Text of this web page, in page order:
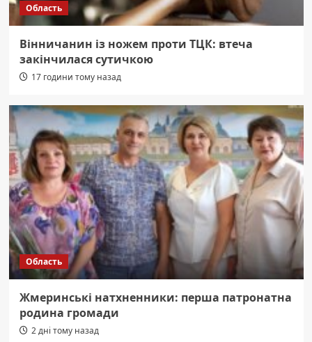
Область
Вінничанин із ножем проти ТЦК: втеча
закінчилася сутичкою
17 години тому назад
Область
Жмеринські натхненники: перша патронатна
родина громади
2 дні тому назад